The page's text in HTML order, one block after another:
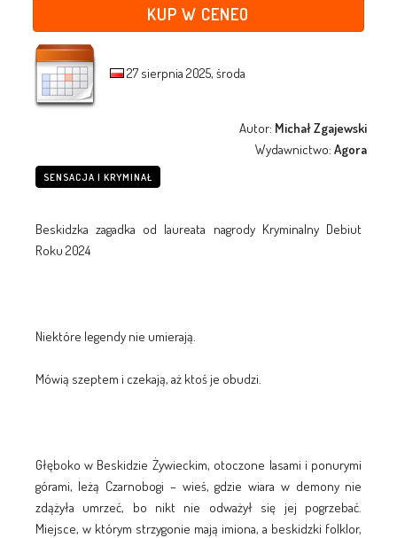
KUP W CENEO
27 sierpnia 2025, środa
Autor: Michał Zgajewski
Wydawnictwo:Agora
SENSACJA I KRYMINAŁ
Beskidzka zagadka od laureata nagrody Kryminalny Debiut
Roku 2024
Niektóre legendy nie umierają.
Mówią szeptem i czekają, aż ktoś je obudzi.
Głęboko w Beskidzie Żywieckim, otoczone lasami i ponurymi
górami, leżą Czarnobogi – wieś, gdzie wiara w demony nie
zdążyła umrzeć, bo nikt nie odważył się jej pogrzebać.
Miejsce, w którym strzygonie mają imiona, a beskidzki folklor,